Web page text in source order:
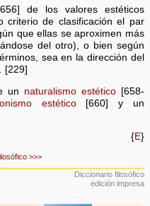
de los valores estéticos
criterio de clasificación el par
que ellas se aproximen más
del otro), o bien según
sea en la dirección del
[229]
un naturalismo estético[658-
estético[660] y un
{E}
>>>
Diccionario filosófico
edición impresa